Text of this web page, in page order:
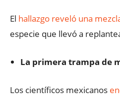
​El hallazgo reveló una
especie que llevó a
La primera trampa de
Los científicos mexicanos